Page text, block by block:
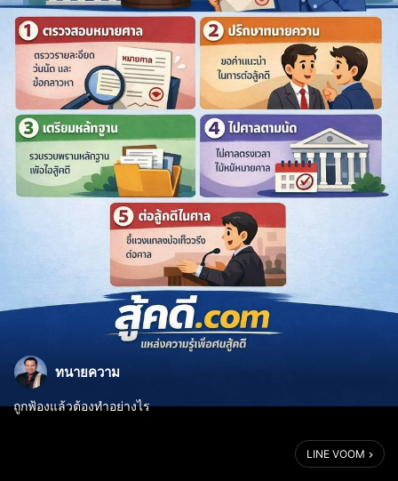
ทนายความ
ถูกฟ้องแล้วต้องทำอย่างไร
เมื่อได้รับหมายศาลหรือทราบว่ามีการฟ้องคดี ไม่ควรตกใจหรือเพิกเฉย
LINE VOOM